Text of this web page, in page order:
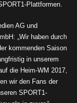
Plattformen.
AG und
„Wir haben durch
kommenden Saison
in unserem
die Heim-WM 2017,
wir den Fans der
SPORT1-